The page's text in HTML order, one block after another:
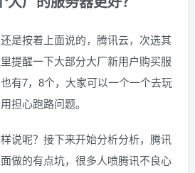
是按着上面说的，腾讯云，次选其
提醒一下大部分大厂新用户购买服
有7，8个，大家可以一个一个去玩
担心跑路问题。
说呢？接下来开始分析分析，腾讯
做的有点坑，很多人喷腾讯不良心